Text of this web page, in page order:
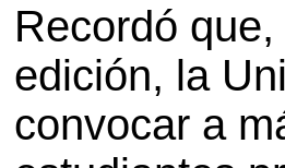
Recordó
edición, la
convocar a